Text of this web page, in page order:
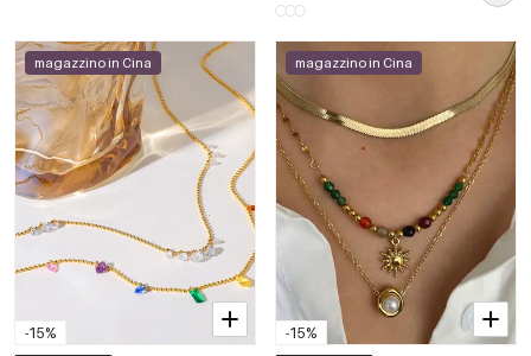
-15%
magazzino in Cina
-15%
magazzino in Cina